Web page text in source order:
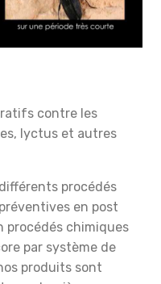
contre les
lyctus et autres
procédés
en post
procédés chimiques
par système de
produits sont